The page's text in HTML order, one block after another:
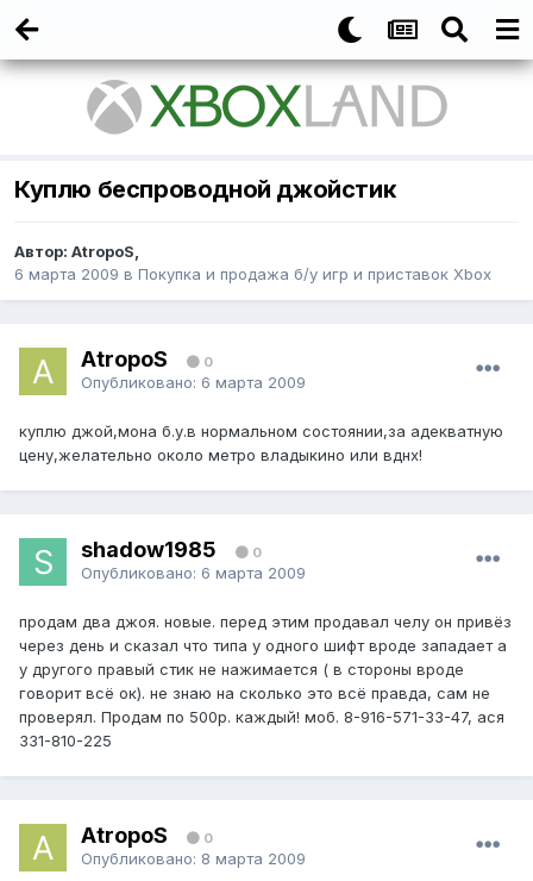
Куплю беспроводной джойстик
Автор: AtropoS,
6 марта 2009 в Покупка и продажа б/у игр и приставок Xbox
AtropoS 0
Опубликовано: 6 марта 2009
куплю джой,мона б.у.в нормальном состоянии,за адекватную
цену,желательно около метро владыкино или вднх!
shadow1985 0
Опубликовано: 6 марта 2009
продам два джоя. новые. перед этим продавал челу он привёз
через день и сказал что типа у одного шифт вроде западает а
у другого правый стик не нажимается ( в стороны вроде
говорит всё ок). не знаю на сколько это всё правда, сам не
проверял. Продам по 500р. каждый! моб. 8-916-571-33-47, ася
331-810-225
AtropoS 0
Опубликовано: 8 марта 2009